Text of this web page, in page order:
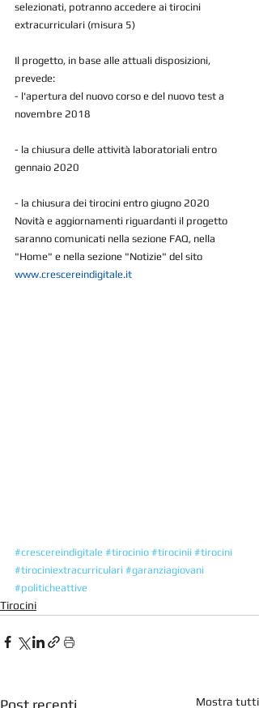
selezionati, potranno accedere ai tirocini
extracurriculari (misura 5)
Il progetto, in base alle attuali disposizioni,
prevede:
- l'apertura del nuovo corso e del nuovo test a
novembre 2018
- la chiusura delle attività laboratoriali entro
gennaio 2020
- la chiusura dei tirocini entro giugno 2020
Novità e aggiornamenti riguardanti il progetto
saranno comunicati nella sezione FAQ, nella
"Home" e nella sezione "Notizie" del sito
www.crescereindigitale.it
#crescereindigitale #tirocinio #tirocinii #tirocini
#tirociniextracurriculari #garanziagiovani
#politicheattive
Tirocini
Post recenti Mostra tutti